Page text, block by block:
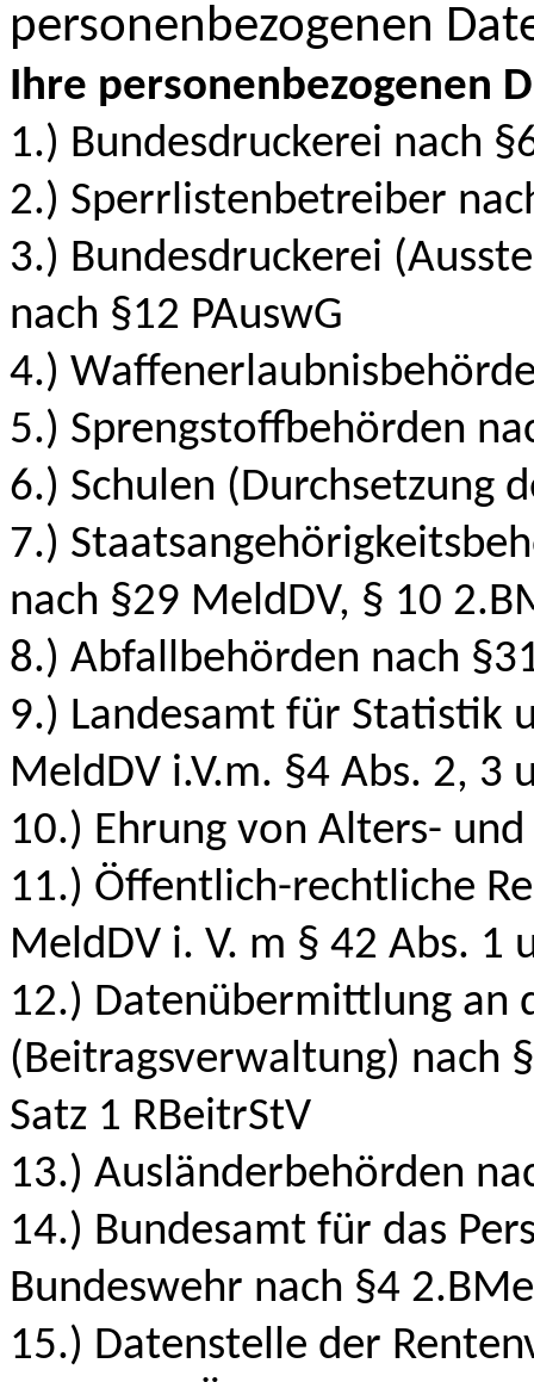
personenbezogenen
Ihre personenbezogenen
1.) Bundesdruckerei nach
2.) Sperrlistenbetreiber
3.) Bundesdruckerei
nach §12 PAuswG
4.)
5.) Sprengstoffbehörden
6.) Schulen (Durchsetzung
7.)
nach §29 MeldDV, § 10
8.) Abfallbehörden nach
9.) Landesamt für Statistik
MeldDV i.V.m. §4 Abs. 2, 3
10.) Ehrung von Alters-
11.) Öffentlich-rechtliche
MeldDV i. V. m § 42 Abs. 1
12.) Datenübermittlung an
(Beitragsverwaltung) nach
Satz 1 RBeitrStV
13.) Ausländerbehörden
14.) Bundesamt für das
Bundeswehr nach §4
15.) Datenstelle der